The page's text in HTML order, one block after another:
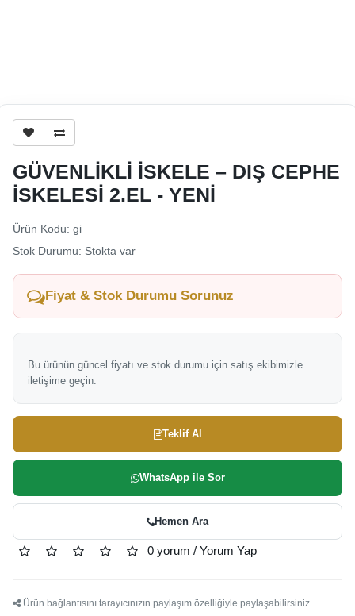
GÜVENLİKLİ İSKELE – DIŞ CEPHE
İSKELESİ 2.EL - YENİ
Ürün Kodu: gi
Stok Durumu: Stokta var
Fiyat & Stok Durumu Sorunuz
Bu ürünün güncel fiyatı ve stok durumu için satış ekibimizle
iletişime geçin.
Teklif Al
WhatsApp ile Sor
Hemen Ara
0 yorum / Yorum Yap
Ürün bağlantısını tarayıcınızın paylaşım özelliğiyle paylaşabilirsiniz.